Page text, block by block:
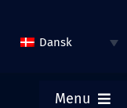
Dansk
Menu